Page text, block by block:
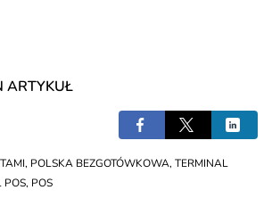
ARTYKUŁ
, POLSKA BEZGOTÓWKOWA, TERMINAL
POS, POS